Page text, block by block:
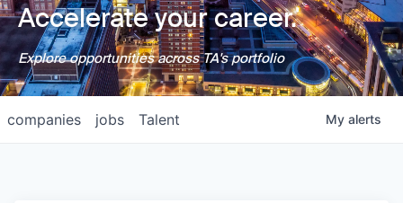
Accelerate your career.
Explore opportunities across TA's portfolio
jobs
companies Talent My alerts